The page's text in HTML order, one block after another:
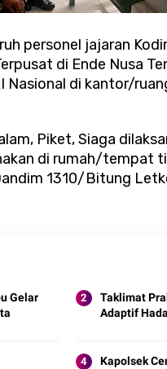
personel jajaran
di Ende Nusa
Nasional di kantor/
Piket, Siaga
di rumah/tempat
1310/Bitung
Gelar
Taklimat
Adaptif
Kapolsek